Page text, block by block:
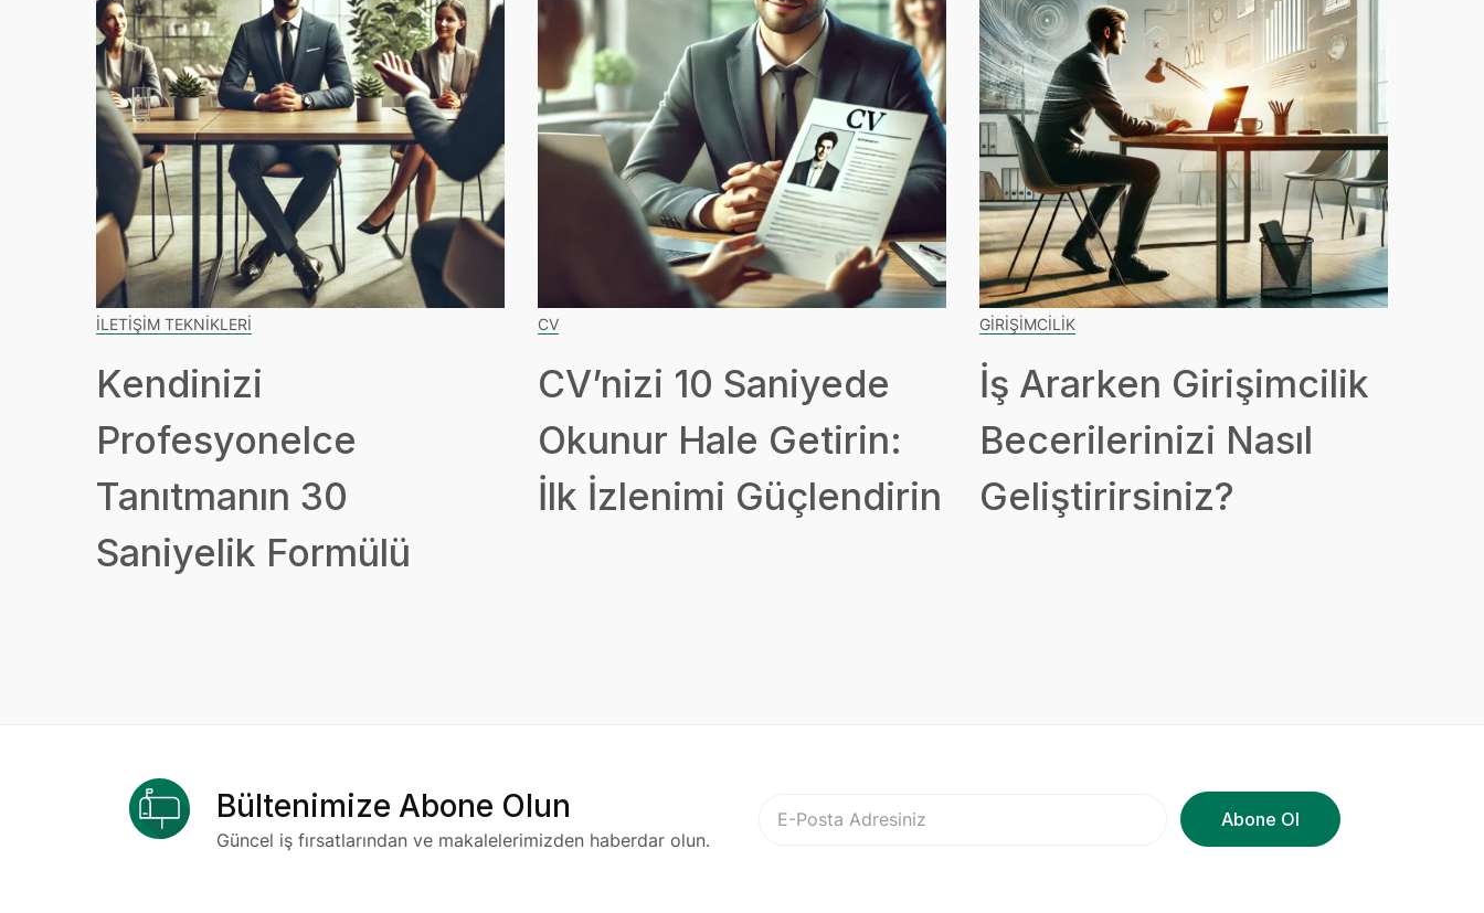
İLETIŞIM TEKNIKLERI
Kendinizi
Profesyonelce
Tanıtmanın 30
Saniyelik Formülü
CV
CV’nizi 10 Saniyede
Okunur Hale Getirin:
İlk İzlenimi Güçlendirin
GIRIŞIMCILIK
İş Ararken Girişimcilik
Becerilerinizi Nasıl
Geliştirirsiniz?
Bültenimize Abone Olun
Güncel iş fırsatlarından ve makalelerimizden haberdar olun.